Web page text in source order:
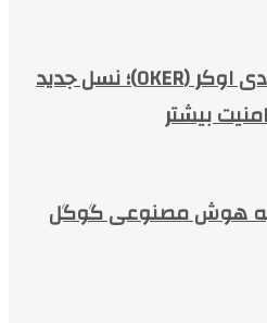
معرفی کرکره فولادی اوکر (OKER)؛ نسل جدید
بیشتر
هوش مصنوعی گوگل